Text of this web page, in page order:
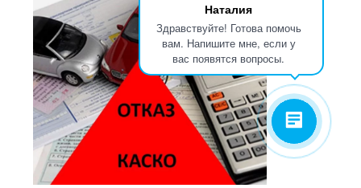
Наталия
Здравствуйте! Готова помочь
вам. Напишите мне, если у
вас появятся вопросы.